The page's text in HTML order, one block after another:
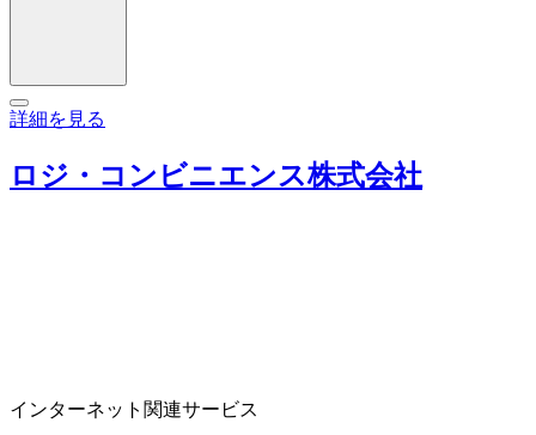
詳細を見る
ロジ・コンビニエンス株式会社
インターネット関連サービス